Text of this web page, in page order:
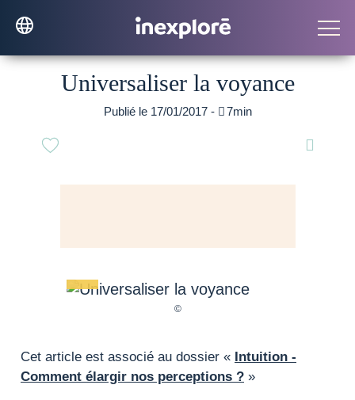
Universaliser la voyance
Publié le 17/01/2017 - 7min

Cet article est associé au dossier « Intuition -
Comment élargir nos perceptions ? »